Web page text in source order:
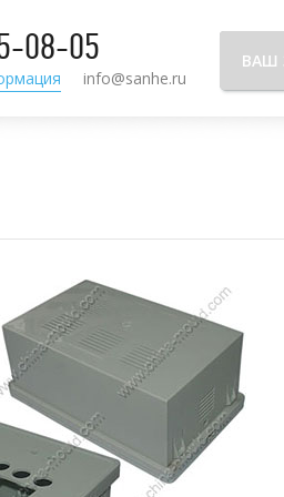
ВАШ
08-05
info@sanhe.ru